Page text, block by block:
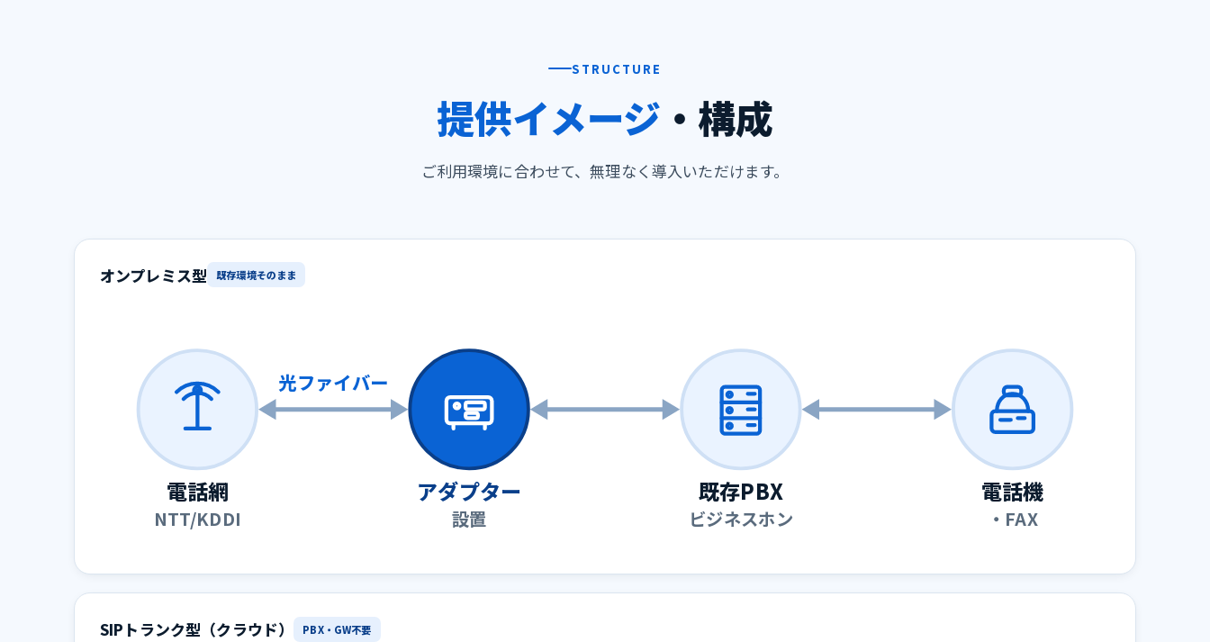
STRUCTURE
提供イメージ ・構成
ご利用環境に合わせて、無理なく導入いただけます。
オンプレミス型 既存環境そのまま
光ファイバー
電話網
NTT/KDDI
アダプター
設置
既存PBX
ビジネスホン
電話機
・FAX
SIPトランク型（クラウド） PBX・GW不要